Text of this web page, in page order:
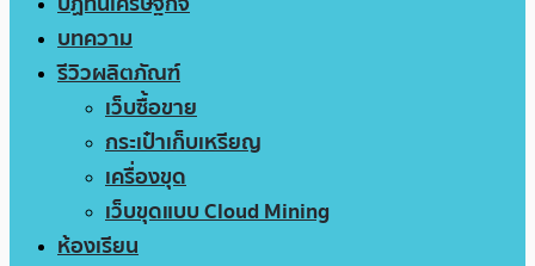
บทความ
รีวิวผลิตภัณฑ์
เว็บซื้อขาย
กระเป๋าเก็บเหรียญ
เครื่องขุด
เว็บขุดแบบ Cloud Mining
ห้องเรียน